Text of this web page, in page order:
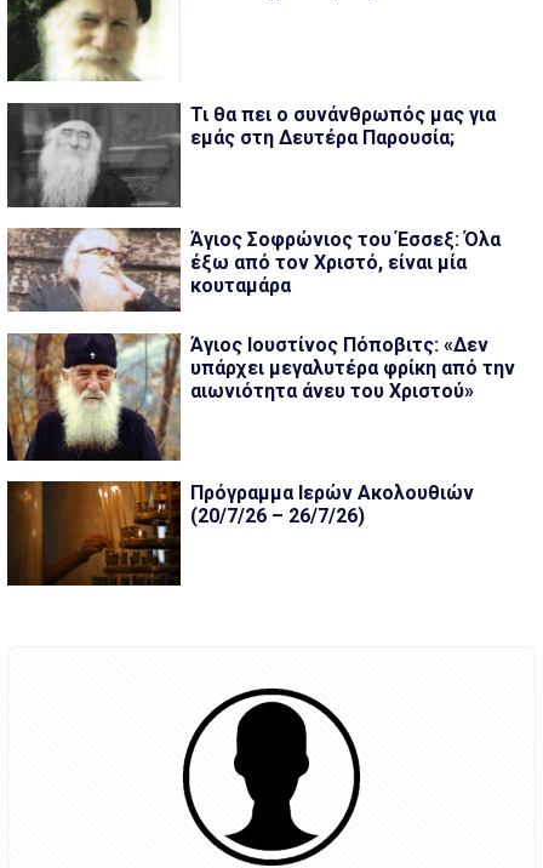
Τι θα πει ο συνάνθρωπός μας για
εμάς στη Δευτέρα Παρουσία;
Άγιος Σοφρώνιος του Έσσεξ: Όλα
έξω από τον Χριστό, είναι μία
κουταμάρα
Άγιος Ιουστίνος Πόποβιτς: «Δεν
υπάρχει μεγαλυτέρα φρίκη από την
αιωνιότητα άνευ του Χριστού»
Πρόγραμμα Ιερών Ακολουθιών
(20/7/26 – 26/7/26)